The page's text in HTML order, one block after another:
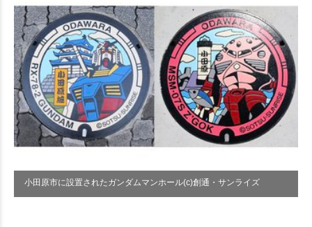
小田原市に設置されたガンダムマンホール(c)創通・サンライズ